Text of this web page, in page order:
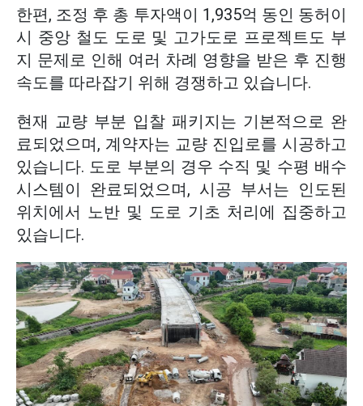
한편, 조정 후 총 투자액이 1,935억 동인 동허이
시 중앙 철도 도로 및 고가도로 프로젝트도 부
지 문제로 인해 여러 차례 영향을 받은 후 진행
속도를 따라잡기 위해 경쟁하고 있습니다.
현재 교량 부분 입찰 패키지는 기본적으로 완
료되었으며, 계약자는 교량 진입로를 시공하고
있습니다. 도로 부분의 경우 수직 및 수평 배수
시스템이 완료되었으며, 시공 부서는 인도된
위치에서 노반 및 도로 기초 처리에 집중하고
있습니다.